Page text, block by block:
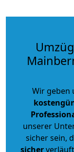
Wir geben
unserer
sicher sein,
sicher